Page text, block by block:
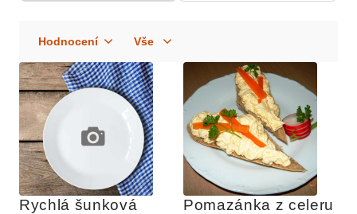
Rychlá šunková
Pomazánka z celeru